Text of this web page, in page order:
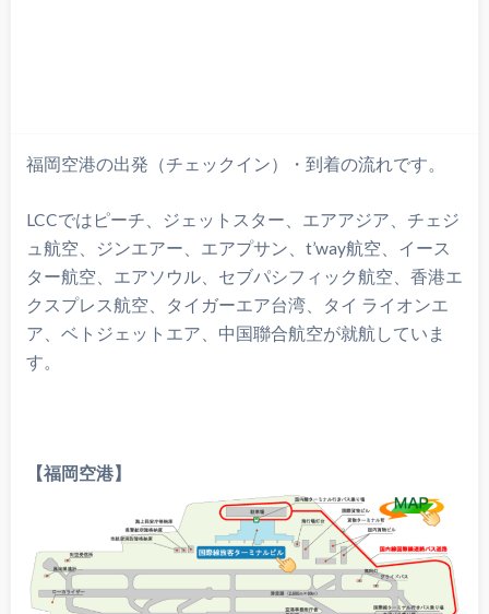
福岡空港の出発（チェックイン）・到着の流れです。
LCCではピーチ、ジェットスター、エアアジア、チェジ
ュ航空、ジンエアー、エアプサン、t’way航空、イース
ター航空、エアソウル、セブパシフィック航空、香港エ
クスプレス航空、タイガーエア台湾、タイ ライオンエ
ア、ベトジェットエア、中国聯合航空が就航していま
す。
【福岡空港】